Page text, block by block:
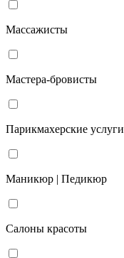
Массажисты
Мастера-бровисты
Парикмахерские услуги
Маникюр | Педикюр
Салоны красоты